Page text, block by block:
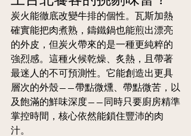
炭火能徹底改變牛排的個性。瓦斯加熱
確實能把肉煮熟，鑄鐵鍋也能煎出漂亮
的外皮，但炭火帶來的是一種更純粹的
強烈感。這種火候乾燥、炙熱，且帶著
最迷人的不可預測性。它能創造出更具
層次的外殼——帶點微燻、帶點微苦，以
及飽滿的鮮味深度——同時只要廚房精準
掌控時間，核心依然能鎖住豐沛的肉
汁。